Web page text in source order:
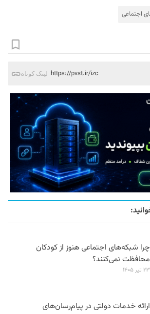
اجتماعی
لینک کوتاه https://pvst.ir/izc
چرا شبکه‌های اجتماعی هنوز از کودکان
محافظت نمی‌کنند؟
۲۳ تیر ۱۴۰۵
ارائه خدمات دولتی در پیام‌رسان‌های